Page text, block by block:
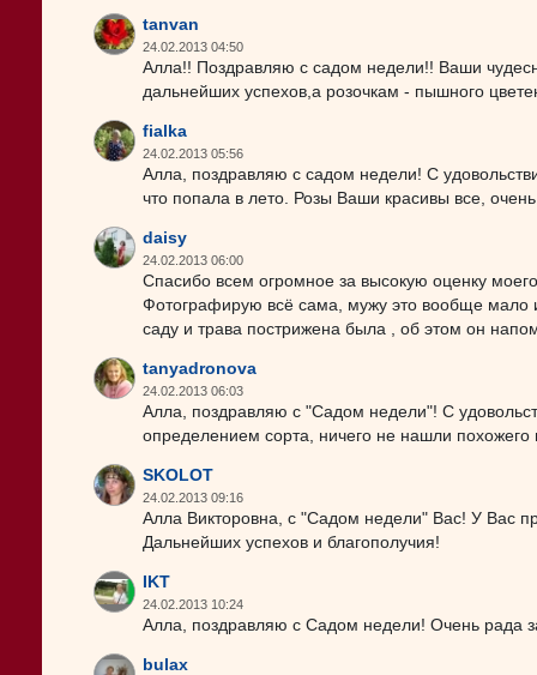
tanvan
24.02.2013 04:50
Алла!! Поздравляю с садом недели!! Ваши
дальнейших успехов,а розочкам - пышного
fialka
24.02.2013 05:56
Алла, поздравляю с садом недели! С
что попала в лето. Розы Ваши красивы все,
daisy
24.02.2013 06:00
Спасибо всем огромное за высокую оценку
Фотографирую всё сама, мужу это вообще мало
саду и трава пострижена была , об этом он
tanyadronova
24.02.2013 06:03
Алла, поздравляю с "Садом недели"! С
определением сорта, ничего не нашли похожего
SKOLOT
24.02.2013 09:16
Алла Викторовна, с "Садом недели" Вас! У Вас
Дальнейших успехов и благополучия!
IKT
24.02.2013 10:24
Алла, поздравляю с Садом недели! Очень рада
bulax